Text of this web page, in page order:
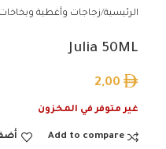
الرئيسية زجاجات وأغطية وبخاخات
Julia 50ML
2,00
غير متوفر في المخزون
Add to compare